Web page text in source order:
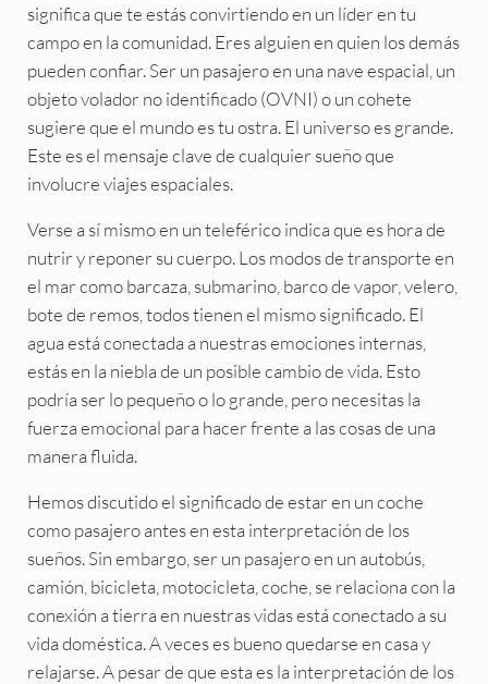
significa que te estás convirtiendo en un líder en tu
campo en la comunidad. Eres alguien en quien los demás
pueden confiar. Ser un pasajero en una nave espacial, un
objeto volador no identificado (OVNI) o un cohete
sugiere que el mundo es tu ostra. El universo es grande.
Este es el mensaje clave de cualquier sueño que
involucre viajes espaciales.
Verse a sí mismo en un teleférico indica que es hora de
nutrir y reponer su cuerpo. Los modos de transporte en
el mar como barcaza, submarino, barco de vapor, velero,
bote de remos, todos tienen el mismo significado. El
agua está conectada a nuestras emociones internas,
estás en la niebla de un posible cambio de vida. Esto
podría ser lo pequeño o lo grande, pero necesitas la
fuerza emocional para hacer frente a las cosas de una
manera fluida.
Hemos discutido el significado de estar en un coche
como pasajero antes en esta interpretación de los
sueños. Sin embargo, ser un pasajero en un autobús,
camión, bicicleta, motocicleta, coche, se relaciona con la
conexión a tierra en nuestras vidas está conectado a su
vida doméstica. A veces es bueno quedarse en casa y
relajarse. A pesar de que esta es la interpretación de los